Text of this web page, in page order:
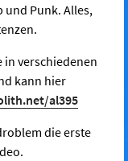
und Punk. Alles,
in verschiedenen
kann hier
al395
die erste